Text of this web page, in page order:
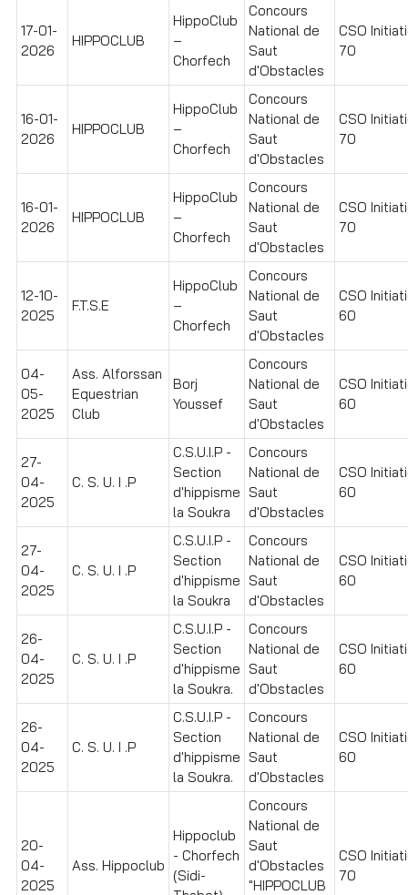
17-01-
2026
HIPPOCLUB
HippoClub
–
Chorfech
Concours
National de
Saut
d'Obstacles
CSO
70
16-01-
2026
HIPPOCLUB
HippoClub
–
Chorfech
Concours
National de
Saut
d'Obstacles
CSO
70
16-01-
2026
HIPPOCLUB
HippoClub
–
Chorfech
Concours
National de
Saut
d'Obstacles
CSO
70
12-10-
2025
F.T.S.E
HippoClub
–
Chorfech
Concours
National de
Saut
d'Obstacles
CSO
60
04-
05-
2025
Ass. Alforssan
Equestrian
Club
Borj
Youssef
Concours
National de
Saut
d'Obstacles
CSO
60
27-
04-
2025
C. S. U. I .P
C.S.U.I.P -
Section
d'hippisme
la Soukra
Concours
National de
Saut
d'Obstacles
CSO
60
27-
04-
2025
C. S. U. I .P
C.S.U.I.P -
Section
d'hippisme
la Soukra
Concours
National de
Saut
d'Obstacles
CSO
60
26-
04-
2025
C. S. U. I .P
C.S.U.I.P -
Section
d'hippisme
la Soukra.
Concours
National de
Saut
d'Obstacles
CSO
60
26-
04-
2025
C. S. U. I .P
C.S.U.I.P -
Section
d'hippisme
la Soukra.
Concours
National de
Saut
d'Obstacles
CSO
60
20-
04-
2025
Ass. Hippoclub
Hippoclub
- Chorfech
(Sidi-
Concours
National de
Saut
d'Obstacles
"HIPPOCLUB
CSO
70